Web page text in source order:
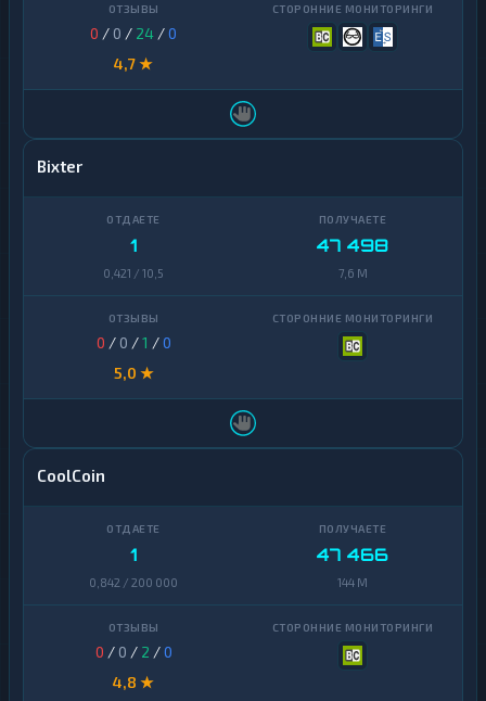
0 / 0 / 24 /0
4,7 ★
Bixter
1
0,421 / 10,5
47 498
7,6 M
0 / 0 /1 /0
5,0 ★
CoolCoin
1
0,842 / 200 000
47 466
144 M
0 / 0 / 2 /0
4,8 ★